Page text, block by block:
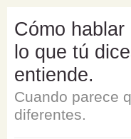
Cómo
lo que tú
entiende.
Cuando parece
diferentes.